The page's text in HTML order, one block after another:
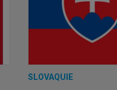
SLOVAQUIE